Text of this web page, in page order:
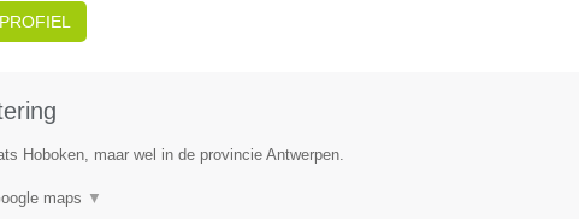
Hoboken, maar wel in de provincie Antwerpen.
maps ▼